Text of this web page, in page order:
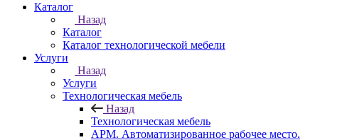
Каталог
Назад
Каталог
Каталог технологической мебели
Услуги
Назад
Услуги
Технологическая мебель
Назад
Технологическая мебель
АРМ. Автоматизированное рабочее место.